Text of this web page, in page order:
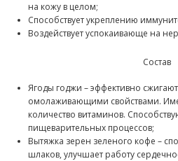
на кожу в целом;
Способствует укреплению
Воздействует успокаивающе на
Состав
Ягоды годжи – эффективно
омолаживающими свойствами.
количество витаминов.
пищеварительных процессов;
Вытяжка зерен зеленого кофе –
шлаков, улучшает работу